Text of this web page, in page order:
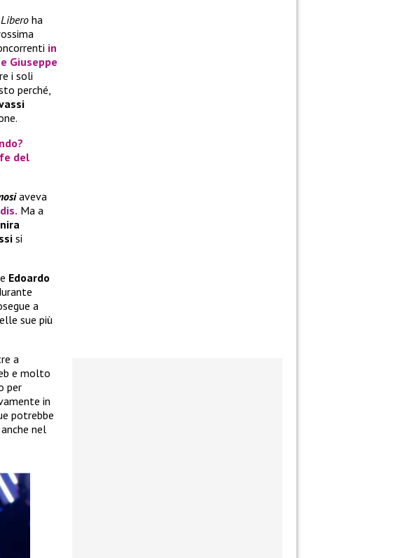
Libero ha
in
e Giuseppe
i soli
perché,
del
aveva
Ma a
si
Edoardo
a
sue più
a
e molto
per
in
potrebbe
nel